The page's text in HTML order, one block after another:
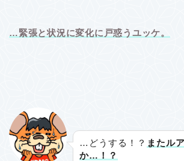
…緊張と状況に変化に戸惑うユッケ。
…どうする！？ またル
か…！？